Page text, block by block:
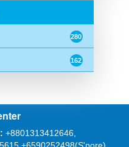
280
162
+8801313412646,